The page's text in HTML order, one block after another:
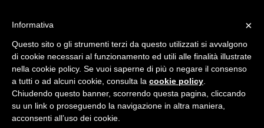
Il Blog del Garden Club di Bologna
accetta l'uso dei cookies previsto nella pagina dedicata.
Fai clic per abilitare/disabilitare il tracciamento di
Google Analytics.
OK Privacy e cookie policy
×
Informativa
Questo sito o gli strumenti terzi da questo utilizzati si avvalgono
di cookie necessari al funzionamento ed utili alle finalità illustrate
nella cookie policy. Se vuoi saperne di più o negare il consenso
a tutti o ad alcuni cookie, consulta la cookie policy
Chiudendo questo banner, scorrendo questa pagina, cliccando
su un link o proseguendo la navigazione in altra maniera,
acconsenti all’uso dei cookie.